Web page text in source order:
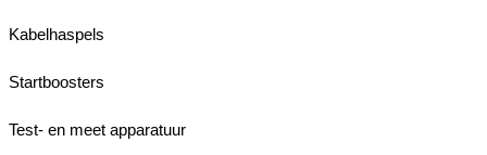
Kabelhaspels
Startboosters
Test- en meet apparatuur